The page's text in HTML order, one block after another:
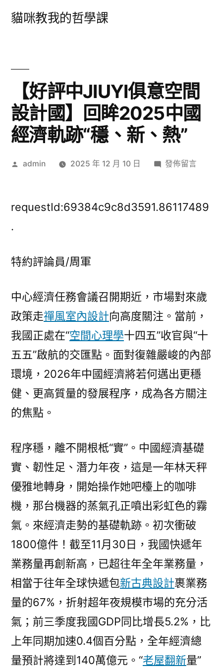
貓咪教我的哲學課
【好評中JIUYI俱意空間
設計國】回眸2025中國
經濟軌跡“穩、新、熱”
作
admin 2025 年 12 月 10 日
在
中
計
國】
回
眸
2025
中
經
跡
“穩、
新、
熱”〉
發佈留言
requestId:69384c9c8d3591.86117489
.
特約評論員/周軍
中心經濟任務會議召開期近，市場對來歲
政策走禪風室內設計向高度關注。當前，
我國正處在“空間心理學十四五”收官與“十
五五”啟航的交匯點。面對復雜嚴峻的內部
環境，2026年中國經濟將若何邁出更穩
健、更高質量的發展程序，成為各方關注
的焦點。
程序穩，離不開根柢“實”。中國經濟基礎
實、韌性足、潛力年夜，這是一年林天秤
優雅地轉身，開始操作她吧檯上的咖啡
機，那台機器的蒸氣孔正噴出彩虹色的霧
氣。來經濟走勢的基礎軌跡。初次衝破
1800億件！截至11月30日，我國快遞年
業務量再創新高，已超往年全年業務量，
相當于往年全球快遞包新古典設計裹業務
量的67%，折射超年夜規模市場的充分活
氣；前三季度我國GDP同比增長5.2%，比
上年同期加速0.4個百分點，全年經濟總
量預計將達到140萬億元。“老屋翻新量”